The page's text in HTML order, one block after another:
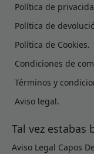
Política de
Política de
Política de Cookies.
Condiciones de
Términos y
Aviso legal.
Tal vez estabas
Aviso Legal Capos